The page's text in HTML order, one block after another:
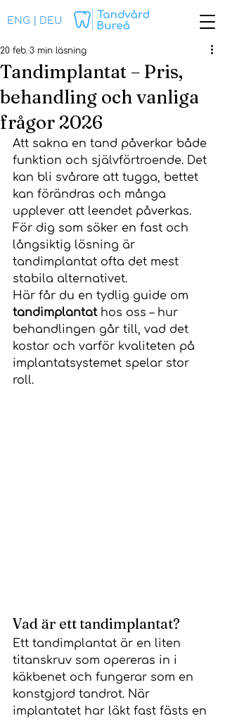
ENG DEU
Tandimplantat – Pris,
behandling och vanliga
frågor 2026
20 feb. 3 min läsning
Att sakna en tand påverkar både
funktion och självförtroende. Det
kan bli svårare att tugga, bettet
kan förändras och många
upplever att leendet påverkas.
För dig som söker en fast och
långsiktig lösning är
tandimplantat ofta det mest
stabila alternativet.
Här får du en tydlig guide om
tandimplantat hos oss – hur
behandlingen går till, vad det
kostar och varför kvaliteten på
implantatsystemet spelar stor
roll.
Vad är ett tandimplantat?
Ett tandimplantat är en liten
titanskruv som opereras in i
käkbenet och fungerar som en
konstgjord tandrot. När
implantatet har läkt fast fästs en